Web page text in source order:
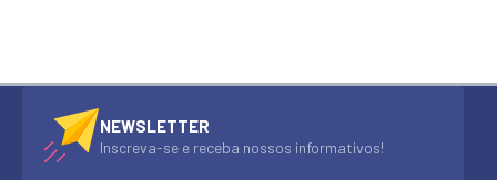
NEWSLETTER
Inscreva-se e receba nossos informativos!